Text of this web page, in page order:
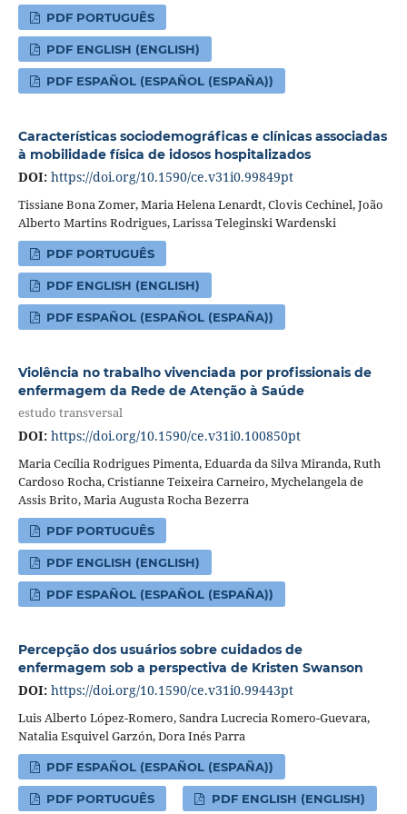
PDF PORTUGUÊS
PDF ENGLISH (ENGLISH)
PDF ESPAÑOL (ESPAÑOL (ESPAÑA))
Características sociodemográficas e clínicas associadas
à mobilidade física de idosos hospitalizados
DOI: https://doi.org/10.1590/ce.v31i0.99849pt
Tissiane Bona Zomer, Maria Helena Lenardt, Clovis Cechinel, João
Alberto Martins Rodrigues, Larissa Teleginski Wardenski
PDF PORTUGUÊS
PDF ENGLISH (ENGLISH)
PDF ESPAÑOL (ESPAÑOL (ESPAÑA))
Violência no trabalho vivenciada por profissionais de
enfermagem da Rede de Atenção à Saúde
estudo transversal
DOI: https://doi.org/10.1590/ce.v31i0.100850pt
Maria Cecília Rodrigues Pimenta, Eduarda da Silva Miranda, Ruth
Cardoso Rocha, Cristianne Teixeira Carneiro, Mychelangela de
Assis Brito, Maria Augusta Rocha Bezerra
PDF PORTUGUÊS
PDF ENGLISH (ENGLISH)
PDF ESPAÑOL (ESPAÑOL (ESPAÑA))
Percepção dos usuários sobre cuidados de
enfermagem sob a perspectiva de Kristen Swanson
DOI: https://doi.org/10.1590/ce.v31i0.99443pt
Luis Alberto López-Romero, Sandra Lucrecia Romero-Guevara,
Natalia Esquivel Garzón, Dora Inés Parra
PDF ESPAÑOL (ESPAÑOL (ESPAÑA))
PDF PORTUGUÊS PDF ENGLISH (ENGLISH)